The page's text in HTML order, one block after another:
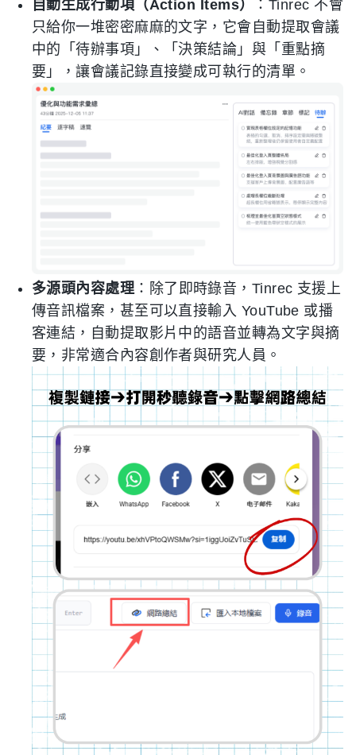
自動生成行動項（Action Items）
：Tinrec 不會
只給你一堆密密麻麻的文字，它會自動提取會議
中的「待辦事項」、「決策結論」與「重點摘
要」，讓會議記錄直接變成可執行的清單。
多源頭內容處理 ：除了即時錄音，Tinrec 支援上
傳音訊檔案，甚至可以直接輸入 YouTube 或播
客連結，自動提取影片中的語音並轉為文字與摘
要，非常適合內容創作者與研究人員。